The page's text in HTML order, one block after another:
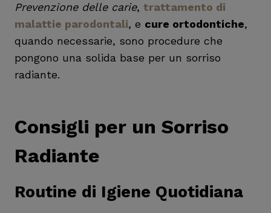
Prevenzione delle carie, trattamento di
malattie parodontali, e cure ortodontiche,
quando necessarie, sono procedure che
pongono una solida base per un sorriso
radiante.
Consigli per un Sorriso
Radiante
Routine di Igiene Quotidiana